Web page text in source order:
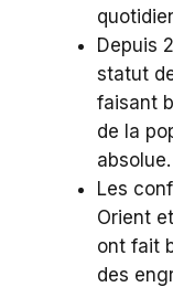
Depuis
statut
faisant
de la
absolue.
Les
Orient
ont fait
des